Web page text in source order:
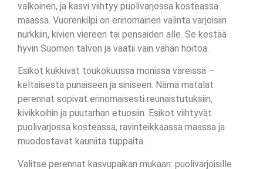
valkoinen, ja kasvi viihtyy puolivarjossa kosteassa
maassa. Vuorenkilpi on erinomainen valinta varjoisiin
nurkkiin, kivien viereen tai pensaiden alle. Se kestää
hyvin Suomen talven ja vaatii vain vähän hoitoa.
Esikot kukkivat toukokuussa monissa väreissä –
keltaisesta punaiseen ja siniseen. Nämä matalat
perennat sopivat erinomaisesti reunaistutuksiin,
kivikkoihin ja puutarhan etuosiin. Esikot viihtyvät
puolivarjossa kosteassa, ravinteikkaassa maassa ja
muodostavat kauniita tuppaita.
Valitse perennat kasvupaikan mukaan: puolivarjoisille